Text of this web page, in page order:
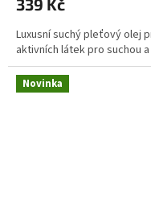
339 Kč
Luxusní suchý pleťový olej
aktivních látek pro suchou
Novinka